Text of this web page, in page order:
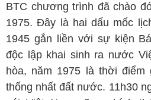
BTC chương trình đã chào
1975. Đây là hai dấu mốc
1945 gắn liền với sự kiện
độc lập khai sinh ra nước
hòa, năm 1975 là thời điểm
thống nhất đất nước. 11h30